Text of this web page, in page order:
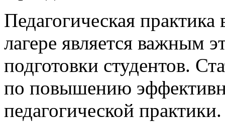
Педагогическая
лагере является важным
подготовки студентов.
по повышению
педагогической практики.